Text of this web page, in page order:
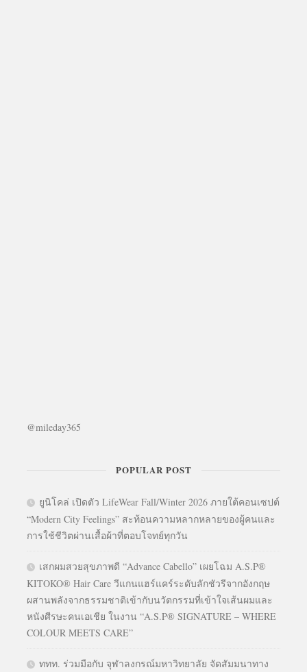
@mileday365
POPULAR POST
ยูนิโคล่ เปิดตัว LifeWear Fall/Winter 2026 ภายใต้คอนเซปต์
“Modern City Feelings” สะท้อนความหลากหลายของผู้คนและ
การใช้ชีวิตผ่านเสื้อผ้าที่ตอบโจทย์ทุกวัน
เสกผมสวยสุขภาพดี “Advance Cabello” เผยโฉม A.S.P®
KITOKO® Hair Care วีแกนแฮร์แคร์ระดับลักชัวรีจากอังกฤษ
ผสานพลังจากธรรมชาติเข้ากับนวัตกรรมที่เข้าใจเส้นผมและ
หนังศีรษะคนเอเชีย ในงาน “A.S.P® SIGNATURE – WHERE
COLOUR MEETS CARE”
ททท. ร่วมมือกับ จุฬาลงกรณ์มหาวิทยาลัย จัดสัมมนาทาง